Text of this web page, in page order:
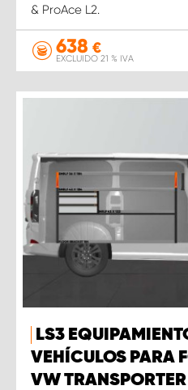
& ProAce L2.
638 €
EXCLUIDO 21 % IVA
LS3
VEHÍCULOS PARA
VW TRANSPORTER